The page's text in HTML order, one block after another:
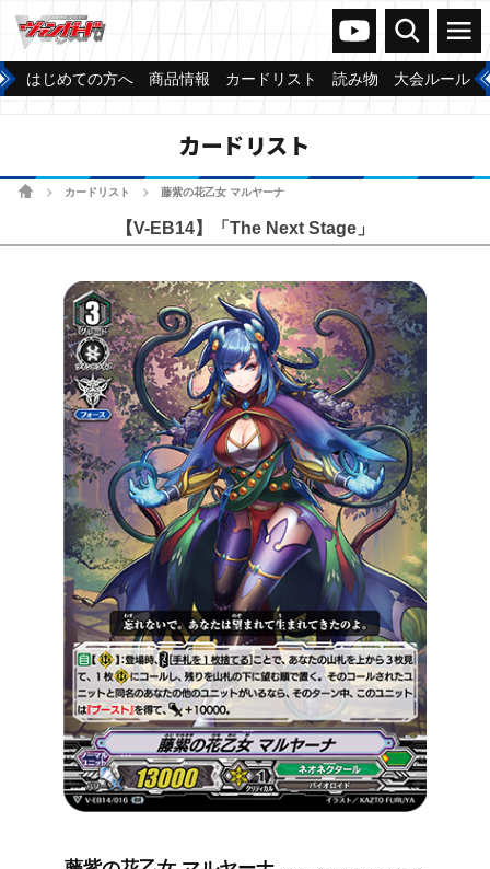
ヴァンガードch
検索 メニュー
はじめての方へ 商品情報 カードリスト 読み物 大会ルール
カードリスト
ホームカードリスト 藤紫の花乙女 マルヤーナ
【V-EB14】「The Next Stage」